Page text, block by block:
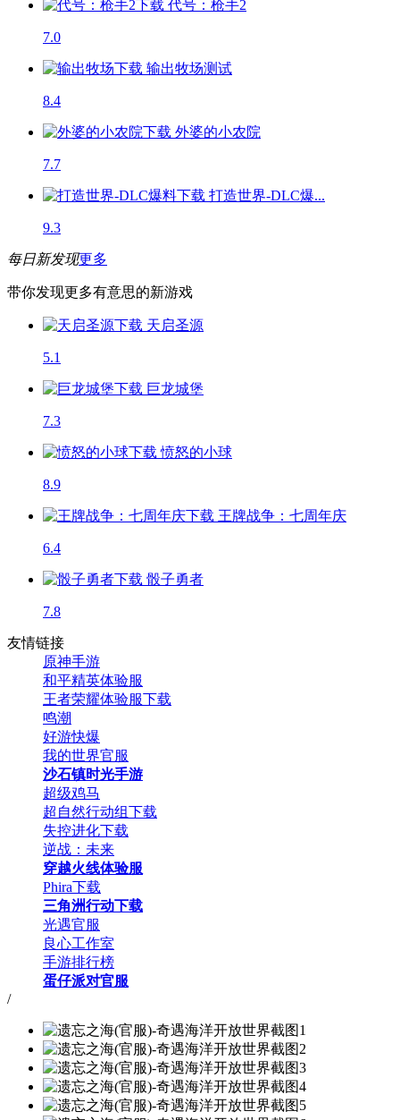
代号：枪手2
7.0
输出牧场测试
8.4
外婆的小农院
7.7
打造世界-DLC爆...
9.3
每日新发现更多
带你发现更多有意思的新游戏
天启圣源
5.1
巨龙城堡
7.3
愤怒的小球
8.9
王牌战争：七周年庆
6.4
骰子勇者
7.8
友情链接
原神手游
和平精英体验服
王者荣耀体验服下载
鸣潮
好游快爆
我的世界官服
沙石镇时光手游
超级鸡马
超自然行动组下载
失控进化下载
逆战：未来
穿越火线体验服
Phira下载
三角洲行动下载
光遇官服
良心工作室
手游排行榜
蛋仔派对官服
/